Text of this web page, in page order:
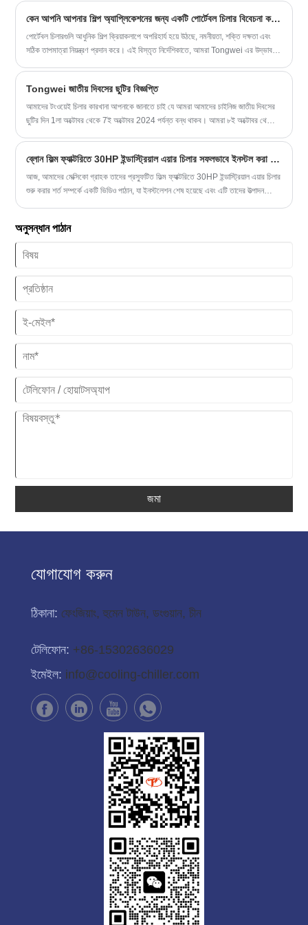
শীতল করার ক্ষমতা: 129.06KW(110984kcal/h) @
50HZ / 151.00KW(129851kcal/h) @ 60HZ
রেফ্রিজারেন্ট:R22/R407c/R410a/R134A/R404a
পাওয়ার সাপ্লাই:380V/50HZ/3PH (স্ট্যান্ডার্ড)/208-
480V/60HZ/3PH(কাস্টমাইজড)
কম্প্রেসার ব্র্যান্ড: প্যানাসনিক/ড্যানফস স্ক্রোল কম্প্রেসার
ইভাপোরেটর টাইপ: এসএস ওয়াটার ট্যাঙ্কে কয়েল
কেন আপনি আপনার শিল্প অ্যাপ্লিকেশনের জন্য একটি পোর্টেবল চিলার বিবেচনা করা উচিত
পোর্টেবল চিলারগুলি আধুনিক শিল্প ক্রিয়াকলাপে অপরিহার্য হয়ে উঠছে, নমনীয়তা, শক্তি দক্ষতা এবং
সঠিক তাপমাত্রা নিয়ন্ত্রণ প্রদান করে। এই বিস্তৃত নির্দেশিকাতে, আমরা Tongwei এর উদ্ভাবনী
Tongwei জাতীয় দিবসের ছুটির বিজ্ঞপ্তি
আমাদের টংওয়েই চিলার কারখানা আপনাকে জানাতে চাই যে আমরা আমাদের চাইনিজ জাতীয় দিবসের
ছুটির দিন 1লা অক্টোবর থেকে 7ই অক্টোবর 2024 পর্যন্ত বন্ধ থাকব। আমরা ৮ই অক্টোবর থেকে
ব্লোন ফিল্ম ফ্যাক্টরিতে 30HP ইন্ডাস্ট্রিয়াল এয়ার চিলার সফলভাবে ইনস্টল করা হয়েছে
আজ, আমাদের মেক্সিকো গ্রাহক তাদের প্রস্ফুটিত ফিল্ম ফ্যাক্টরিতে 30HP ইন্ডাস্ট্রিয়াল এয়ার চিলার
শুরু করার শর্ত সম্পর্কে একটি ভিডিও পাঠান, যা ইনস্টলেশন শেষ হয়েছে এবং এটি তাদের উত্পাদন
অনুসন্ধান পাঠান
জমা
যোগাযোগ করুন
ঠিকানা: ফেংজিয়াং, হুমেন টাউন, ডংগুয়ান, চীন
টেলিফোন: +86-15302636029
ইমেইল: info@cooling-chiller.com